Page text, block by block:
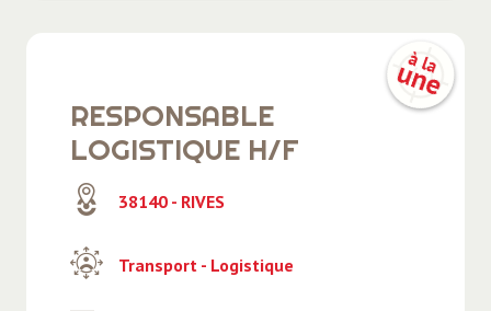
RESPONSABLE
LOGISTIQUE H/F
38140 - RIVES
Transport - Logistique